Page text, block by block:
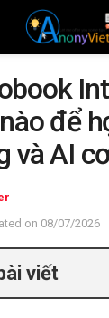
để
và AI
on 08/07/2026
viết